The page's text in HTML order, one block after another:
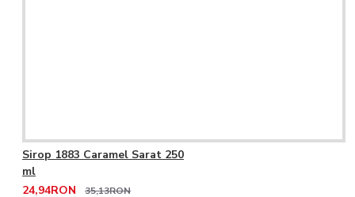
Sirop 1883 Caramel Sarat 250
ml
24,94RON
35,13RON